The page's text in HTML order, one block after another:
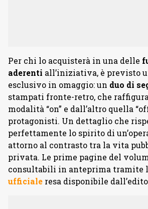
Per chi lo acquisterà in una delle
aderenti all’iniziativa, è previsto
esclusivo in omaggio: un duo di
stampati fronte-retro, che
modalità “on” e dall’altro quella
protagonisti. Un dettaglio che
perfettamente lo spirito di
attorno al contrasto tra la vita
privata. Le prime pagine del
consultabili in anteprima tramite
ufficiale resa disponibile